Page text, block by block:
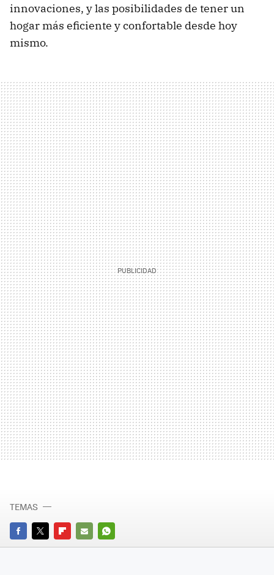
innovaciones, y las posibilidades de tener un
hogar más eficiente y confortable desde hoy
mismo.
FACEBOOK
TWITTERFLIPBOARD
E-
WHATSAPP
TEMAS